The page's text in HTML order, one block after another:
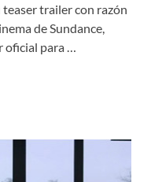
teaser trailer con razón
de Sundance,
oficial para …